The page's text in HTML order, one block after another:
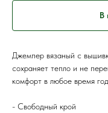
В
Джемпер вязаный с
сохраняет тепло и не
комфорт в любое время
- Свободный крой